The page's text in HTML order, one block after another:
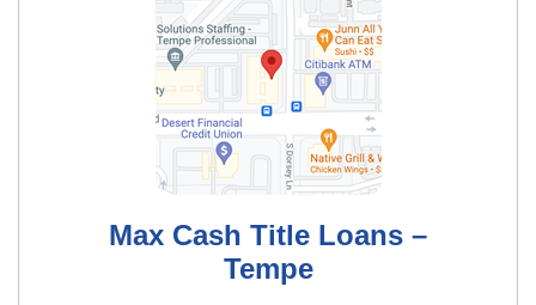
Max Cash Title Loans –
Tempe